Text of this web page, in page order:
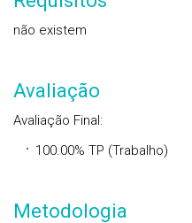
não existem
Avaliação
Avaliação Final:
100.00% TP (Trabalho)
Metodologia